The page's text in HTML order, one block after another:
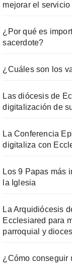
mejorar el
¿Por qué es
sacerdote?
¿Cuáles son los
Las diócesis de
digitalización de
La Conferencia
digitaliza con
Los 9 Papas más
la Iglesia
La Arquidiócesis
Ecclesiared para
parroquial y
¿Cómo conseguir